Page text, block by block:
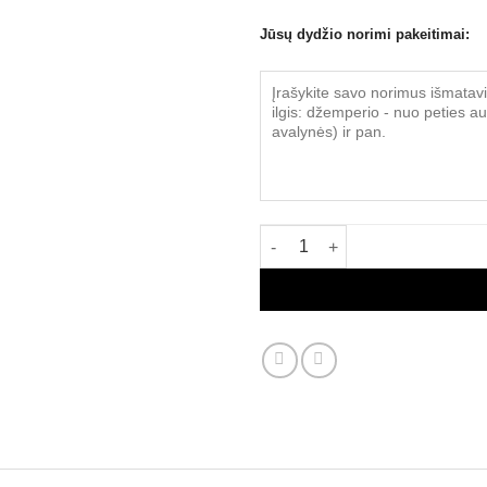
Jūsų dydžio norimi pakeitimai:
produkto kiekis: Dvigubo